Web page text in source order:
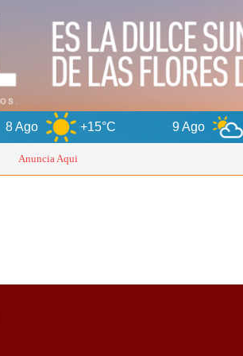
+15°C 9 Ago +17°C
Anuncia Aqui